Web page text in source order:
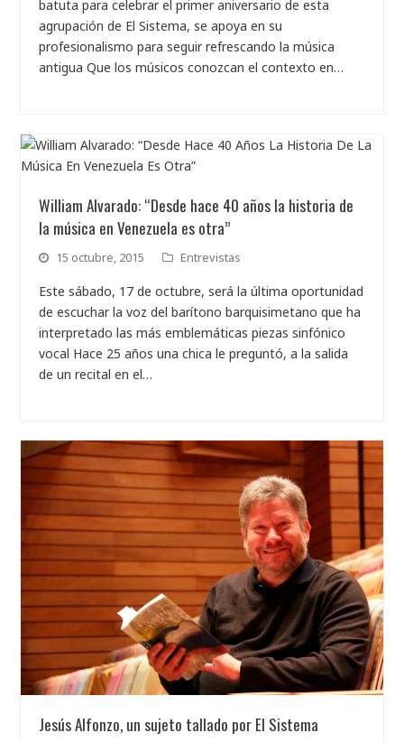
batuta para celebrar el primer aniversario de esta
agrupación de El Sistema, se apoya en su
profesionalismo para seguir refrescando la música
antigua Que los músicos conozcan el contexto en…
William Alvarado: “Desde hace 40 años la historia de
la música en Venezuela es otra”
15 octubre, 2015 Entrevistas
Este sábado, 17 de octubre, será la última oportunidad
de escuchar la voz del barítono barquisimetano que ha
interpretado las más emblemáticas piezas sinfónico
vocal Hace 25 años una chica le preguntó, a la salida
de un recital en el…
Jesús Alfonzo, un sujeto tallado por El Sistema